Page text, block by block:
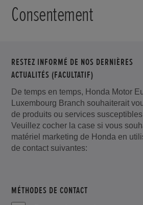
Consentement
RESTEZ INFORMÉ DE NOS DERNIÈRES
ACTUALITÉS (FACULTATIF)
De temps en temps, Honda Motor
Luxembourg Branch souhaiterait
de produits ou services
Veuillez cocher la case si vous
matériel marketing de Honda en
de contact suivantes:
MÉTHODES DE CONTACT